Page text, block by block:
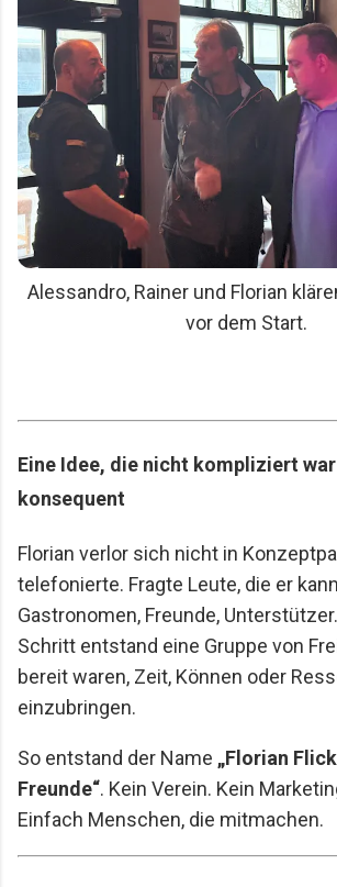
Alessandro, Rainer und Florian
vor dem Start.
Eine Idee, die nicht kompliziert
konsequent
Florian verlor sich nicht in
telefonierte. Fragte Leute, die er
Gastronomen, Freunde,
Schritt entstand eine Gruppe von
bereit waren, Zeit, Können oder
einzubringen.
So entstand der Name „Florian
Freunde“. Kein Verein. Kein
Einfach Menschen, die mitmachen.